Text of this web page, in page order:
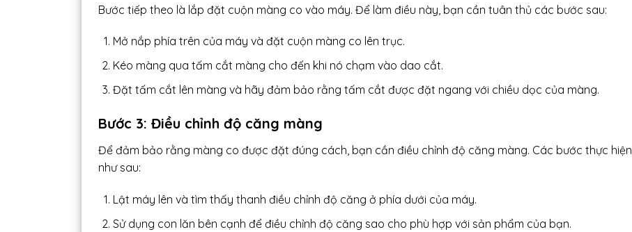
Bước tiếp theo là lắp đặt cuộn màng co vào máy. Để làm điều này, bạn cần tuân thủ các bước sau:
Mở nắp phía trên của máy và đặt cuộn màng co lên trục.
Kéo màng qua tấm cắt màng cho đến khi nó chạm vào dao cắt.
Đặt tấm cắt lên màng và hãy đảm bảo rằng tấm cắt được đặt ngang với chiều dọc của màng.
Bước 3: Điều chỉnh độ căng màng
Để đảm bảo rằng màng co được đặt đúng cách, bạn cần điều chỉnh độ căng màng. Các bước thực hiện
như sau:
Lật máy lên và tìm thấy thanh điều chỉnh độ căng ở phía dưới của máy.
Sử dụng con lăn bên cạnh để điều chỉnh độ căng sao cho phù hợp với sản phẩm của bạn.